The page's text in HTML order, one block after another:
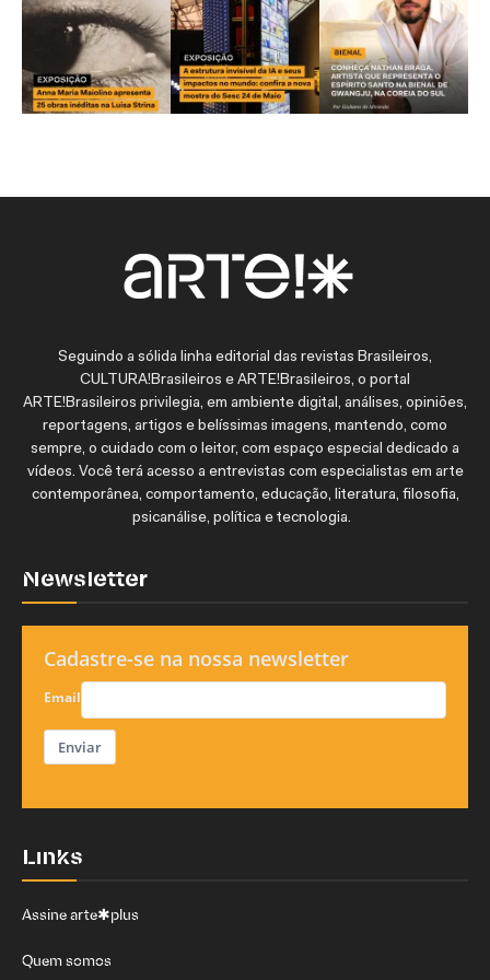
Seguindo a sólida linha editorial das revistas Brasileiros,
CULTURA!Brasileiros e ARTE!Brasileiros, o portal
ARTE!Brasileiros privilegia, em ambiente digital, análises, opiniões,
reportagens, artigos e belíssimas imagens, mantendo, como
sempre, o cuidado com o leitor, com espaço especial dedicado a
vídeos. Você terá acesso a entrevistas com especialistas em arte
contemporânea, comportamento, educação, literatura, filosofia,
psicanálise, política e tecnologia.
Newsletter
Cadastre-se na nossa newsletter
Email
Enviar
Links
Assine arte✱plus
Quem somos